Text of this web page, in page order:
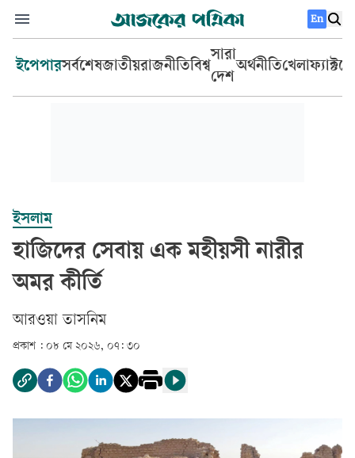
En
ইপেপারসর্বশেষজাতীয়রাজনীতিবিশ্ব
সারা
দেশ
অর্থনীতিখেলা
ইসলাম
হাজিদের সেবায় এক মহীয়সী নারীর
অমর কীর্তি
আরওয়া তাসনিম
প্রকাশ : ০৮ মে ২০২৬, ০৭: ৩০